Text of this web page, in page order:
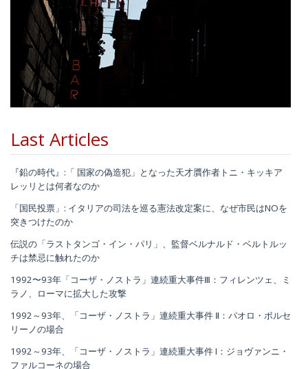
Last Articles
『鉛の時代』:「 国家の偽造犯」となった天才贋作者トニ・キッキア
レッリとは何者なのか
「国民投票」: イタリアの司法を巡る憲法改定案に、なぜ市民はNOを
突きつけたのか
伝説の「ラストタンゴ・イン・パリ」、監督ベルナルド・ベルトルッ
チは禁忌に触れたのか
1992〜93年「コーザ・ノストラ」連続重大事件Ⅲ：フィレンツェ、ミ
ラノ、ローマに拡大した攻撃
1992～93年、「コーザ・ノストラ」連続重大事件 Ⅱ：パオロ・ボルセ
リーノの場合
1992～93年、「コーザ・ノストラ」連続重大事件 I：ジョヴァンニ・
ファルコーネの場合